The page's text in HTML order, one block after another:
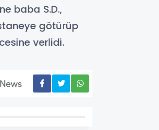
baba S.D.,
götürüp
verlidi.